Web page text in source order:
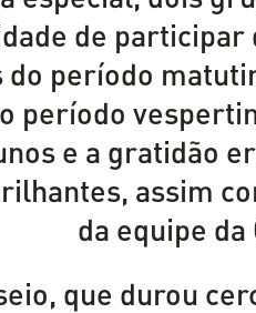
de participar
do período
período
e a gratidão
assim
da equipe
que durou